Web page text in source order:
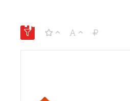
учреждений